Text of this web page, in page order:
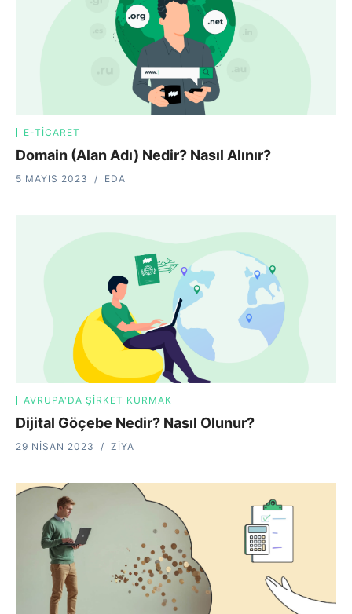
E-TICARET
Domain (Alan Adı) Nedir? Nasıl Alınır?
5 MAYIS 2023 EDA
AVRUPA'DA ŞIRKET KURMAK
Dijital Göçebe Nedir? Nasıl Olunur?
29 NISAN 2023 ZIYA